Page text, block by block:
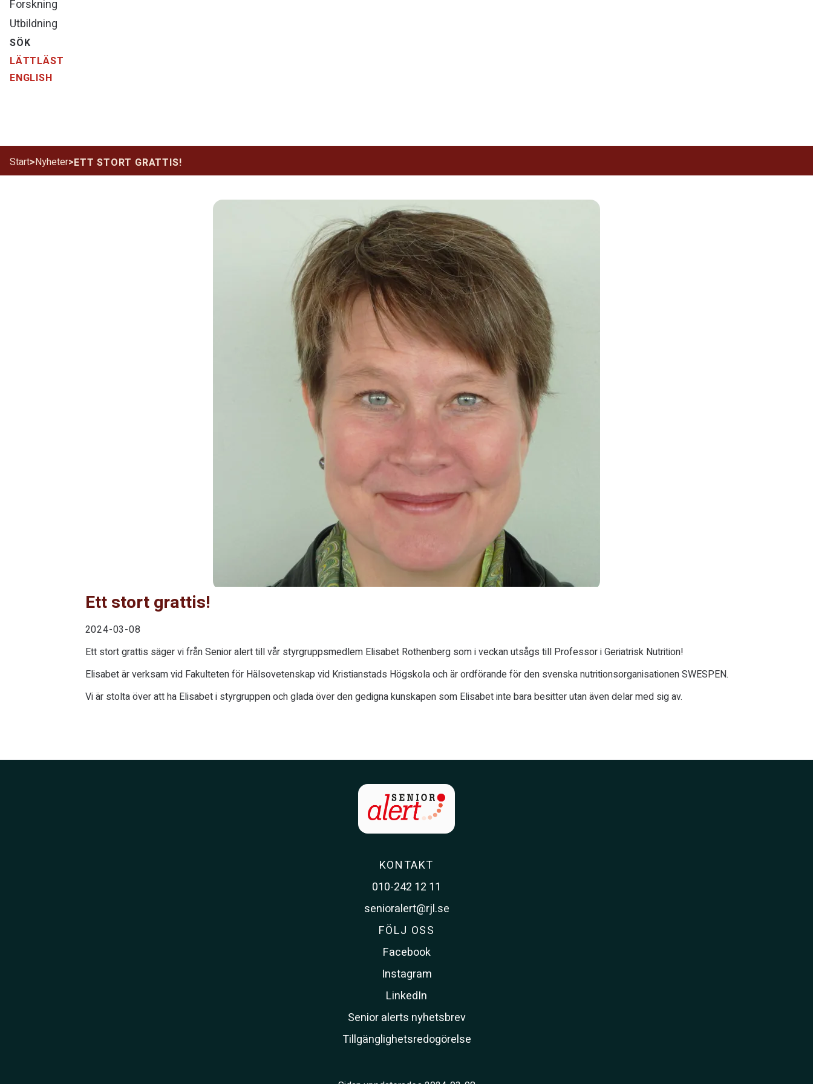
Forskning
Utbildning
SÖK
LÄTTLÄST
ENGLISH
Start>Nyheter>ETT STORT GRATTIS!
Ett stort grattis!
2024-03-08
Ett stort grattis säger vi från Senior alert till vår styrgruppsmedlem Elisabet Rothenberg som i veckan utsågs till Professor i Geriatrisk Nutrition!
Elisabet är verksam vid Fakulteten för Hälsovetenskap vid Kristianstads Högskola och är ordförande för den svenska nutritionsorganisationen SWESPEN.
Vi är stolta över att ha Elisabet i styrgruppen och glada över den gedigna kunskapen som Elisabet inte bara besitter utan även delar med sig av.
KONTAKT
010-242 12 11
senioralert@rjl.se
FÖLJ OSS
Facebook
Instagram
LinkedIn
Senior alerts nyhetsbrev
Tillgänglighetsredogörelse